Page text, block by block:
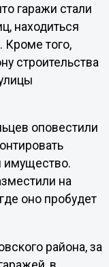
гаражи стали
находиться
Кроме того,
строительства
оповестили
имущество.
на
оно пробудет
района, за